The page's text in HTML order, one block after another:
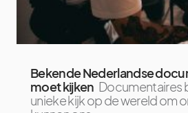
Bekende Nederlandse
moet kijken Documentaires
unieke kijk op de wereld om